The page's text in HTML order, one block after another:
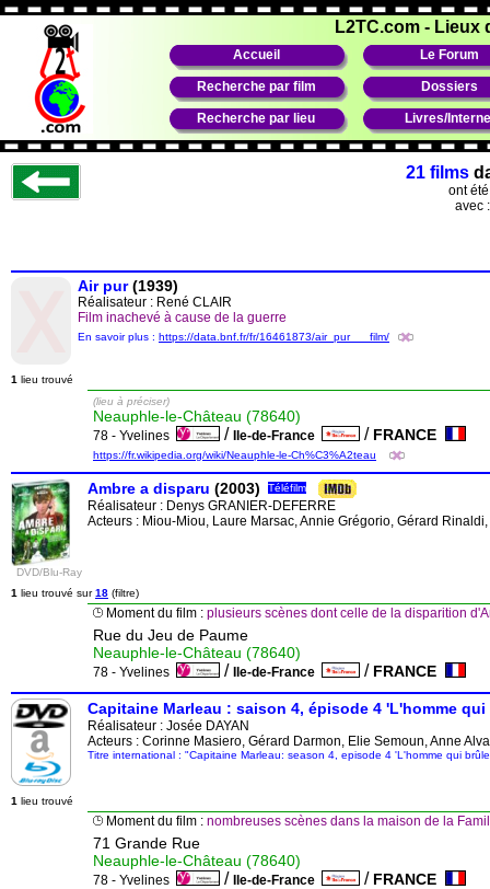
L2TC.com - Lieux
Accueil Le Forum
Recherche par film Dossiers
Recherche par lieu Livres/
21 films
ont
avec
Air pur(1939)
Réalisateur : René CLAIR
Film inachevé à cause de la guerre
En savoir plus : https://data.bnf.fr/fr/16461873/air_pur___film/
1 lieu trouvé
(lieu à préciser)
Neauphle-le-Château (78640)
78 - Yvelines / Ile-de-France / FRANCE
https://fr.wikipedia.org/wiki/Neauphle-le-Ch%C3%A2teau
DVD/Blu-Ray
Ambre a disparu (2003) Téléfilm
Réalisateur : Denys GRANIER-DEFERRE
Acteurs : Miou-Miou, Laure Marsac, Annie Grégorio, Gérard
1 lieu trouvé sur18 (filtre)
Moment du film : plusieurs scènes dont celle de la disparition
Rue du Jeu de Paume
Neauphle-le-Château (78640)
78 - Yvelines / Ile-de-France / FRANCE
Capitaine Marleau : saison 4, épisode 4 'L'homme qui
Réalisateur : Josée DAYAN
Acteurs : Corinne Masiero, Gérard Darmon, Elie Semoun, Anne
Titre international : "Capitaine Marleau: season 4, episode 4 'L'homme qui
1 lieu trouvé
Moment du film : nombreuses scènes dans la maison de la
71 Grande Rue
Neauphle-le-Château (78640)
78 - Yvelines / Ile-de-France / FRANCE